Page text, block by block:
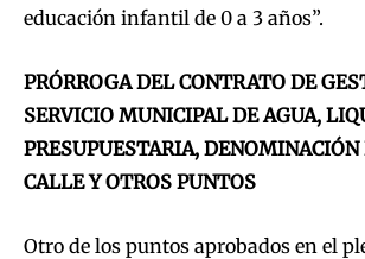
educación infantil de 0 a 3 años”.
PRÓRROGA DEL CONTRATO DE
SERVICIO MUNICIPAL DE AGUA,
PRESUPUESTARIA, DENOMINACIÓN
CALLE Y OTROS PUNTOS
Otro de los puntos aprobados en el